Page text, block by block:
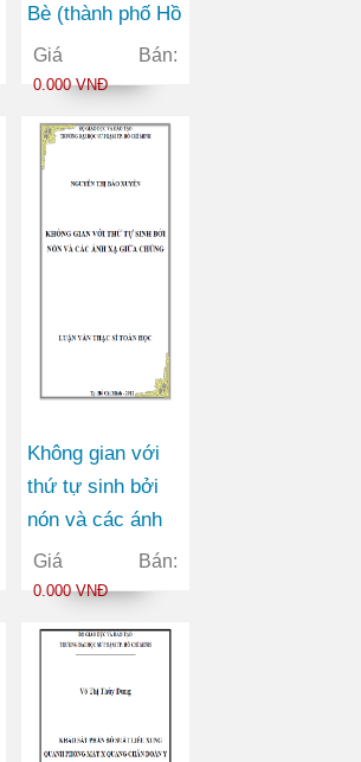
Bè (thành phố Hồ
Chí Minh) trong
thời kì công
đại hóa
Giá Bán:
0.000 VNĐ
Không gian với
thứ tự sinh bởi
nón và các ánh
xạ giữa chúng
Giá Bán:
0.000 VNĐ